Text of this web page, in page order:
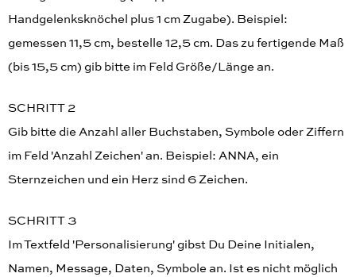
Handgelenksknöchel plus 1 cm Zugabe). Beispiel:
gemessen 11,5 cm, bestelle 12,5 cm. Das zu fertigende Maß
(bis 15,5 cm) gib bitte im Feld Größe/Länge an.
SCHRITT 2
Gib bitte die Anzahl aller Buchstaben, Symbole oder Ziffern
im Feld 'Anzahl Zeichen' an. Beispiel: ANNA, ein
Sternzeichen und ein Herz sind 6 Zeichen.
SCHRITT 3
Im Textfeld 'Personalisierung' gibst Du Deine Initialen,
Namen, Message, Daten, Symbole an. Ist es nicht möglich